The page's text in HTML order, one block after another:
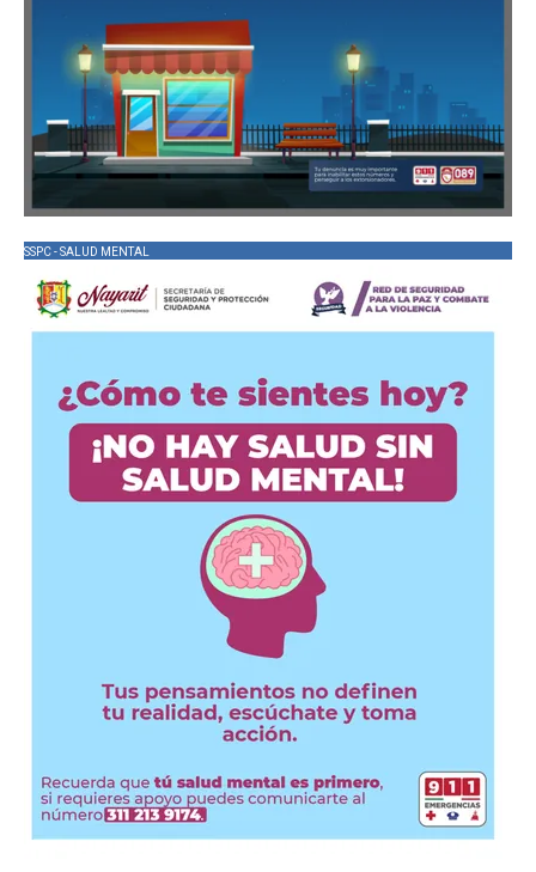
SSPC - SALUD MENTAL